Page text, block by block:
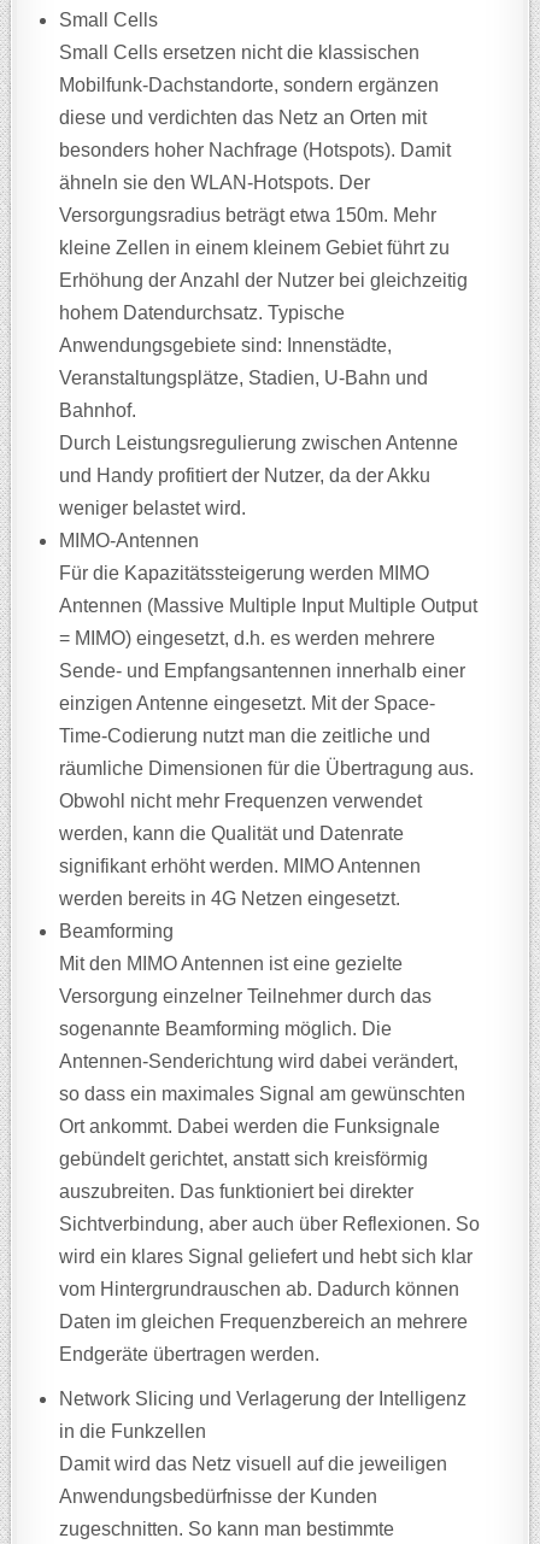
Small Cells
Small Cells ersetzen nicht die klassischen
Mobilfunk-Dachstandorte, sondern ergänzen
diese und verdichten das Netz an Orten mit
besonders hoher Nachfrage (Hotspots). Damit
ähneln sie den WLAN-Hotspots. Der
Versorgungsradius beträgt etwa 150m. Mehr
kleine Zellen in einem kleinem Gebiet führt zu
Erhöhung der Anzahl der Nutzer bei gleichzeitig
hohem Datendurchsatz. Typische
Anwendungsgebiete sind: Innenstädte,
Veranstaltungsplätze, Stadien, U-Bahn und
Bahnhof.
Durch Leistungsregulierung zwischen Antenne
und Handy profitiert der Nutzer, da der Akku
weniger belastet wird.
MIMO-Antennen
Für die Kapazitätssteigerung werden MIMO
Antennen (Massive Multiple Input Multiple Output
= MIMO) eingesetzt, d.h. es werden mehrere
Sende- und Empfangsantennen innerhalb einer
einzigen Antenne eingesetzt. Mit der Space-
Time-Codierung nutzt man die zeitliche und
räumliche Dimensionen für die Übertragung aus.
Obwohl nicht mehr Frequenzen verwendet
werden, kann die Qualität und Datenrate
signifikant erhöht werden. MIMO Antennen
werden bereits in 4G Netzen eingesetzt.
Beamforming
Mit den MIMO Antennen ist eine gezielte
Versorgung einzelner Teilnehmer durch das
sogenannte Beamforming möglich. Die
Antennen-Senderichtung wird dabei verändert,
so dass ein maximales Signal am gewünschten
Ort ankommt. Dabei werden die Funksignale
gebündelt gerichtet, anstatt sich kreisförmig
auszubreiten. Das funktioniert bei direkter
Sichtverbindung, aber auch über Reflexionen. So
wird ein klares Signal geliefert und hebt sich klar
vom Hintergrundrauschen ab. Dadurch können
Daten im gleichen Frequenzbereich an mehrere
Endgeräte übertragen werden.
Network Slicing und Verlagerung der Intelligenz
in die Funkzellen
Damit wird das Netz visuell auf die jeweiligen
Anwendungsbedürfnisse der Kunden
zugeschnitten. So kann man bestimmte